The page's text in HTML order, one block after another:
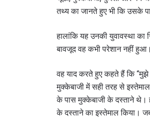
तथ्य का जानते हुए भी कि उसके
हालांकि यह उनकी युवावस्था
बावजूद वह कभी परेशान नहीं
वह याद करते हुए कहते हैं कि
मुक्केबाजी में सही तरह से
के पास मुक्केबाजी के दस्ताने थे।
के दस्ताने का इस्तेमाल किया।